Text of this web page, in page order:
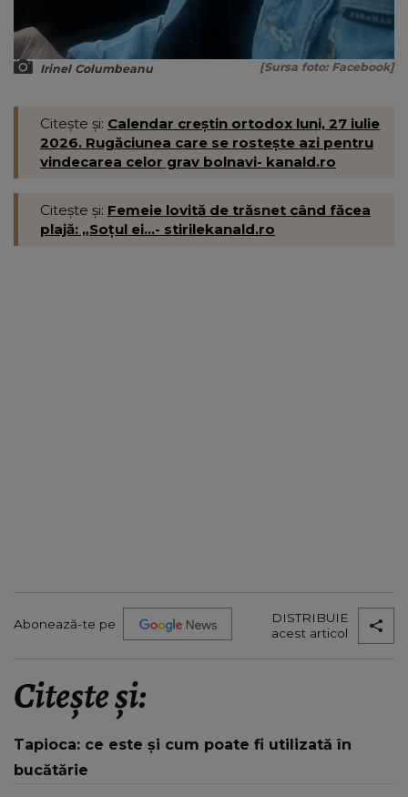
Irinel Columbeanu [Sursa foto: Facebook]
Citește și: Calendar creștin ortodox luni, 27 iulie
2026. Rugăciunea care se rostește azi pentru
vindecarea celor grav bolnavi- kanald.ro
Citește și: Femeie lovită de trăsnet când făcea
plajă: „Soțul ei...- stirilekanald.ro
Abonează-te pe
DISTRIBUIE
acest articol
Citește și:
Tapioca: ce este și cum poate fi utilizată în
bucătărie